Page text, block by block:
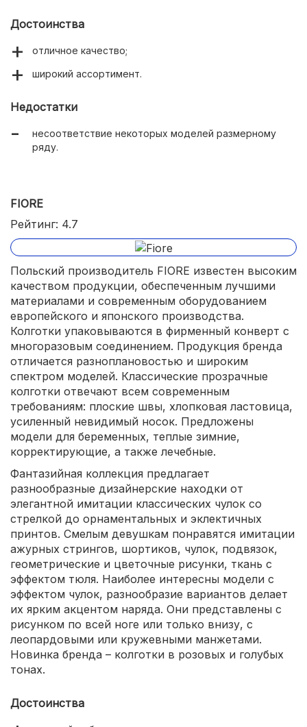
Достоинства
отличное качество;
широкий ассортимент.
Недостатки
несоответствие некоторых моделей размерному
ряду.
FIORE
Рейтинг: 4.7
Польский производитель FIORE известен высоким
качеством продукции, обеспеченным лучшими
материалами и современным оборудованием
европейского и японского производства.
Колготки упаковываются в фирменный конверт с
многоразовым соединением. Продукция бренда
отличается разноплановостью и широким
спектром моделей. Классические прозрачные
колготки отвечают всем современным
требованиям: плоские швы, хлопковая ластовица,
усиленный невидимый носок. Предложены
модели для беременных, теплые зимние,
корректирующие, а также лечебные.
Фантазийная коллекция предлагает
разнообразные дизайнерские находки от
элегантной имитации классических чулок со
стрелкой до орнаментальных и эклектичных
принтов. Смелым девушкам понравятся имитации
ажурных стрингов, шортиков, чулок, подвязок,
геометрические и цветочные рисунки, ткань с
эффектом тюля. Наиболее интересны модели с
эффектом чулок, разнообразие вариантов делает
их ярким акцентом наряда. Они представлены с
рисунком по всей ноге или только внизу, с
леопардовыми или кружевными манжетами.
Новинка бренда – колготки в розовых и голубых
тонах.
Достоинства